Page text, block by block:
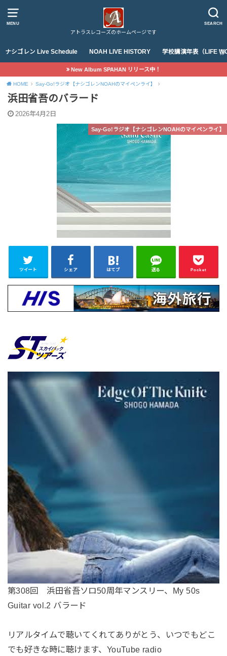
MENU SEARCH
アトラスレコーズのホームページです
ナシゴレン Live Schedule NOAH LIVE HISTORY 学校講演年表（LIFE
New Album SPAHAN リリース中！
HOME Say-Go!ラジオ【ナシゴレンNOAHのマイペンライ】
浜田省吾のバラード
2026年4月2日
Say-Go!ラジオ【ナシゴレンNOAHのマイペンライ】
ツイート シェア はてブ 送る Pocket
第308回 浜田省吾ソロ50周年マンスリー、My 50s
Guitar vol.2 バラード
リアルタイムで聴いてくれてありがとう、いつでもどこ
でも好きな時に聴けます、YouTube radio